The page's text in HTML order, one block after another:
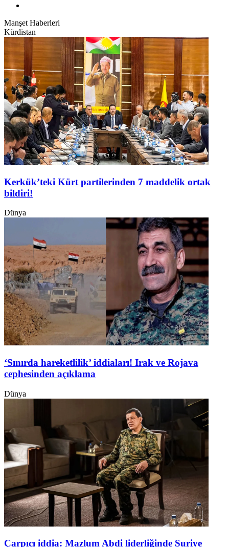
Manşet Haberleri
Kürdistan
Kerkük’teki Kürt partilerinden 7 maddelik ortak
bildiri!
Dünya
‘Sınırda hareketlilik’ iddiaları! Irak ve Rojava
cephesinden açıklama
Dünya
Çarpıcı iddia: Mazlum Abdi liderliğinde Suriye